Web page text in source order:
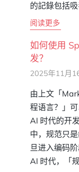
的記錄包括
阅读更多
如何使用
发？
2025年11月
由上文「
程语言？」
AI 时代的开
中，规范只
旦进入编码
AI 时代，「